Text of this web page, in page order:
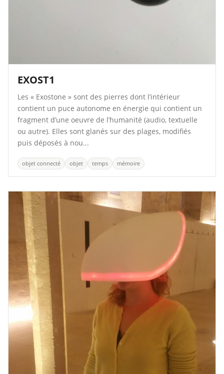
EXOST1
Les « Exostone » sont des pierres dont l’intérieur
contient un puce autonome en énergie qui contient un
fragment d’une oeuvre de l’humanité (audio, textuelle
ou autre). Elles sont glanés sur des plages, modifiés
puis déposés à nou...
objet connecté objet temps mémoire